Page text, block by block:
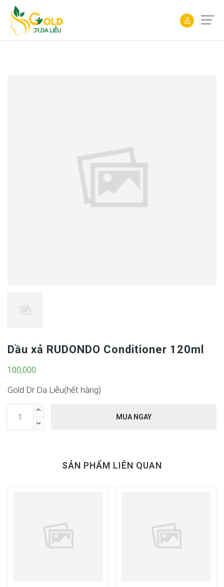
ĐẶT
LỊCH
Dầu xả RUDONDO Conditioner 120ml
100,000
Gold Dr Da Liễu(hết hàng)


MUA NGAY
SẢN PHẨM LIÊN QUAN